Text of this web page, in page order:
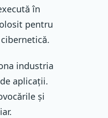
în
pentru
industria
aplicații.
și